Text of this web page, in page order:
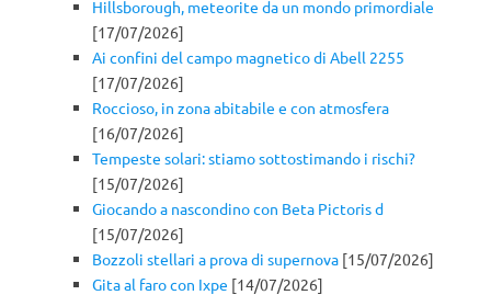
Hillsborough, meteorite da un mondo primordiale
[17/07/2026]
Ai confini del campo magnetico di Abell 2255
[17/07/2026]
Roccioso, in zona abitabile e con atmosfera
[16/07/2026]
Tempeste solari: stiamo sottostimando i rischi?
[15/07/2026]
Giocando a nascondino con Beta Pictoris d
[15/07/2026]
Bozzoli stellari a prova di supernova [15/07/2026]
Gita al faro con Ixpe [14/07/2026]